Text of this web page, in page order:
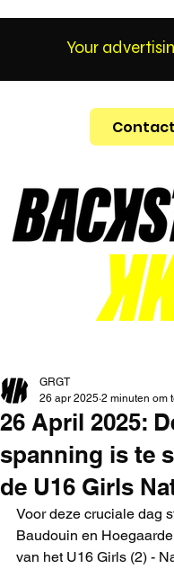
Contact
Your
26 April 2025:
spanning is te
de U16 Girls
GRGT
26 apr 2025 2 minuten om
Voor deze cruciale dag
Baudouin en
van het U16 Girls (2) -